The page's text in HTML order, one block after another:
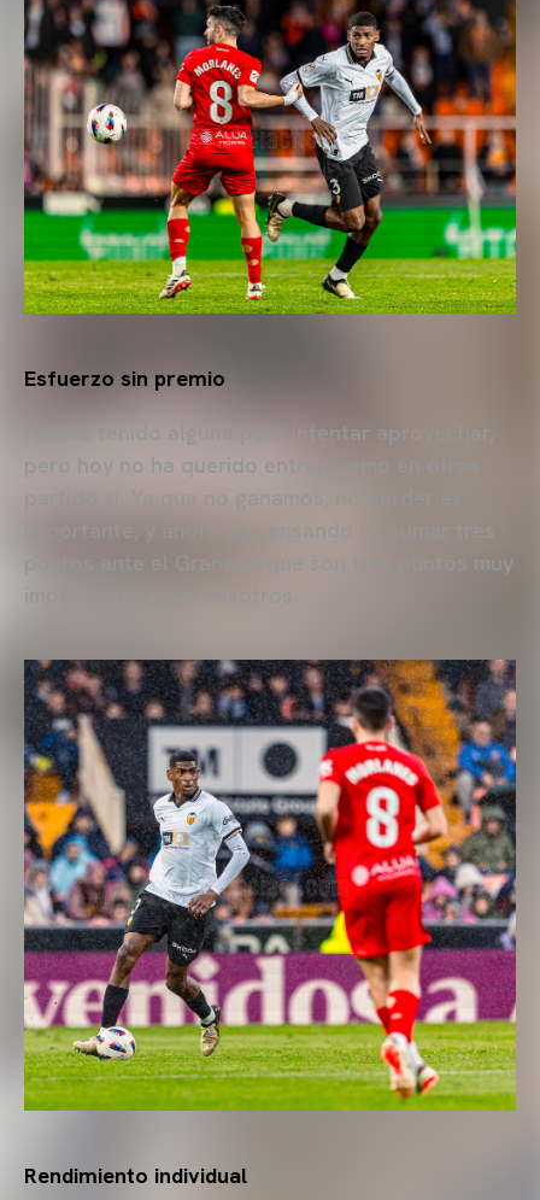
Esfuerzo sin premio
Hemos tenido alguna para intentar aprovechar,
pero hoy no ha querido entrar, como en otros
partido sí. Ya que no ganamos, no perder es
puntos ante el Granada que son tres puntos muy
Rendimiento individual